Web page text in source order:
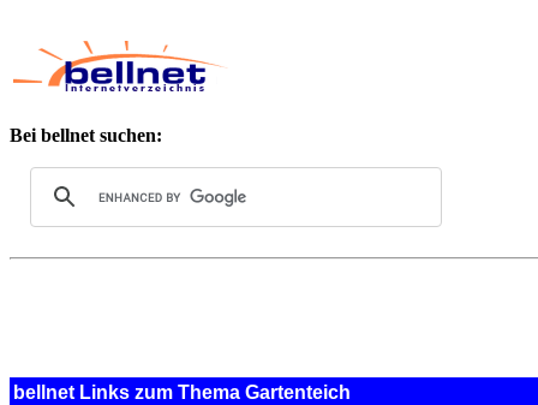
Bei bellnet suchen:
bellnet Links zum Thema Gartenteich